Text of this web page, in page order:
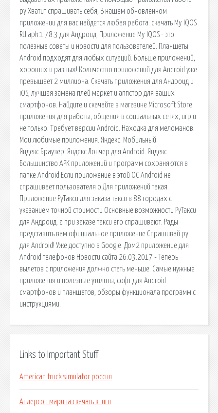
ру Хватит спрашивать себя, В нашем обновленном
приложении для вас найдется любая работа. скачать My IQOS
RU apk 1.78.3 для Андроид. Приложение My IQOS - это
полезные советы и новости для пользователей. Планшеты
Android подходят для любых ситуаций. Больше приложений,
хороших и разных! Количество приложений для Android уже
превышает 2 миллиона. Скачать приложения для Андроид и
iOS, лучшая замена плей маркет и аппстор для ваших
смартфонов. Найдите и скачайте в магазине Microsoft Store
приложения для работы, общения в социальных сетях, игр и
не только. Требует версии Android. Находка для меломанов.
Мои любимые приложения. Яндекс. Мобильный
Яндекс.Браузер. Яндекс.Лончер для Android. Яндекс.
Большинство APK приложений и программ сохраняются в
папке Android Если приложение в этой ОС Android не
спрашивает пользователя о Для приложений такая.
Приложение РуТакси для заказа такси в 88 городах с
указанием точной стоимости Основные возможности РуТакси
для Андроид. а при заказе такси его спрашивают. Рады
представить вам официальное приложение Спрашивай.ру
для Android! Уже доступно в Google. Дом2 приложение для
Android телефонов Новости сайта 26.03.2017 - Теперь
вылетов с приложения должно стать меньше. Самые нужные
приложения и полезные утилиты, софт для Android
смартфонов и планшетов, обзоры функционала программ с
инструкциями.
Links to Important Stuff
American truck simulator россия
Андерсон марина скачать книги